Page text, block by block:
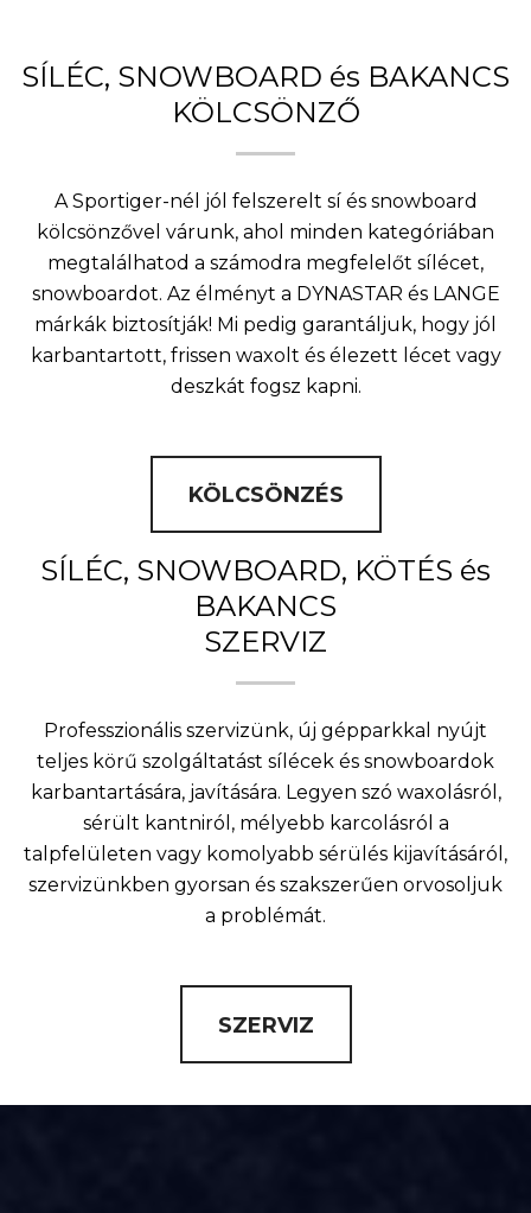
SÍLÉC, SNOWBOARD és BAKANCS
KÖLCSÖNZŐ
A Sportiger-nél jól felszerelt sí és snowboard
kölcsönzővel várunk, ahol minden kategóriában
megtalálhatod a számodra megfelelőt sílécet,
snowboardot. Az élményt a DYNASTAR és LANGE
márkák biztosítják! Mi pedig garantáljuk, hogy jól
karbantartott, frissen waxolt és élezett lécet vagy
deszkát fogsz kapni.
KÖLCSÖNZÉS
SÍLÉC, SNOWBOARD, KÖTÉS és
BAKANCS
SZERVIZ
Professzionális szervizünk, új gépparkkal nyújt
teljes körű szolgáltatást sílécek és snowboardok
karbantartására, javítására. Legyen szó waxolásról,
sérült kantniról, mélyebb karcolásról a
talpfelületen vagy komolyabb sérülés kijavításáról,
szervizünkben gyorsan és szakszerűen orvosoljuk
a problémát.
SZERVIZ